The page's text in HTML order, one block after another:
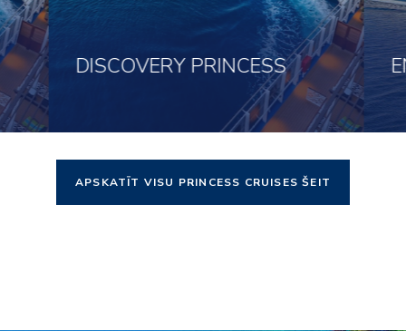
DISCOVERY PRINCESS
Noklikšķini šeit, lai apskatītu
APSKATĪT VISU PRINCESS CRUISES ŠEIT